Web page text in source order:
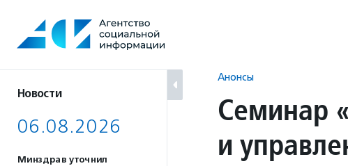
содержанию
Новости
06.08.2026
Минздрав уточнил
Анонсы
Семинар
и